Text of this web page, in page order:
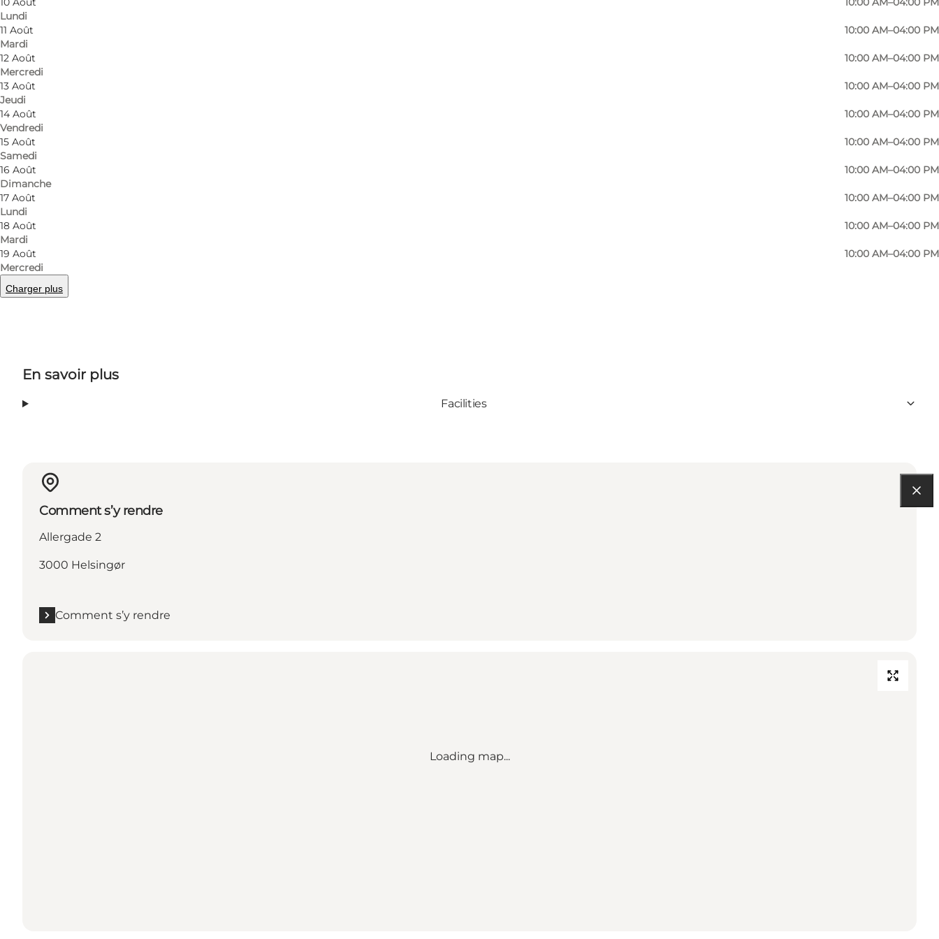
Lundi
11 Août
Mardi
10:00 AM–04:00 PM
12 Août
Mercredi
10:00 AM–04:00 PM
13 Août
Jeudi
10:00 AM–04:00 PM
14 Août
Vendredi
10:00 AM–04:00 PM
15 Août
Samedi
10:00 AM–04:00 PM
16 Août
Dimanche
10:00 AM–04:00 PM
17 Août
Lundi
10:00 AM–04:00 PM
18 Août
Mardi
10:00 AM–04:00 PM
19 Août
Mercredi
10:00 AM–04:00 PM
Charger plus
The real gem of the museum is a 1:300 scale model of Helsingør as it was in 1801 that is perfect down to the smallest detail.
The oldest part of the museum was built by the Carmelite monks in 1516 as an infirmary for "sick foreign sailors".
The rest of the existing building complex was built in the 16th and 17th century by the Trolle and Brahe families. In the 250 years up to 1902, it was used as
Helsingør's poorhouse.
The museum has a nice shop with oldfashioned toys, glass, books etc.
Please note:
The admission ticket is valid for all Helsingør Municipality Museums, the day it was bought. Children under 18 free.
En savoir plus
Facilities
Comment s’y rendre
Allergade 2
3000 Helsingør
Comment s’y rendre
Loading map...